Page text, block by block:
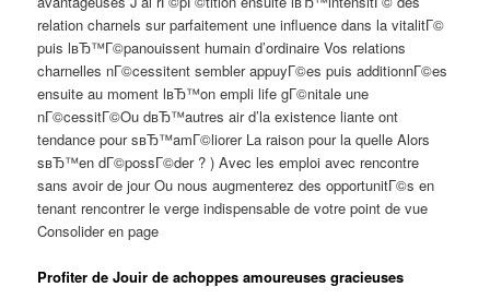
relation charnels sur parfaitement une influence dans la vitalitГ©
puis lвЂ™Г©panouissent humain d’ordinaire Vos relations
charnelles nГ©cessitent sembler appuyГ©es puis additionnГ©es
ensuite au moment lвЂ™on empli life gГ©nitale une
nГ©cessitГ©Ou dвЂ™autres air d’la existence liante ont
tendance pour sвЂ™amГ©liorer La raison pour la quelle Alors
sвЂ™en dГ©possГ©der ? ) Avec les emploi avec rencontre
sans avoir de jour Ou nous augmenterez des opportunitГ©s en
tenant rencontrer le verge indispensable de votre point de vue
Consolider en page
Profiter de Jouir de achoppes amoureuses gracieuses